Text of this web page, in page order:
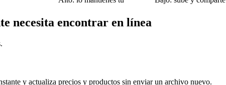
necesita encontrar en línea
y actualiza precios y productos sin enviar un archivo nuevo.